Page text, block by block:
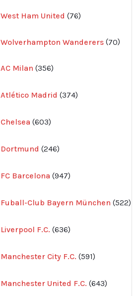
West Ham United 76
produkter
Wolverhampton Wanderers 70
AC Milan 356
produkter
Atlético Madrid 374
produkter
Chelsea 603
produkter
Dortmund 246
produkter
FC Barcelona 947
produkter
Fuball-Club Bayern München 522
Liverpool F.C. 636
produkter
Manchester City F.C. 591
produkter
Manchester United F.C. 643